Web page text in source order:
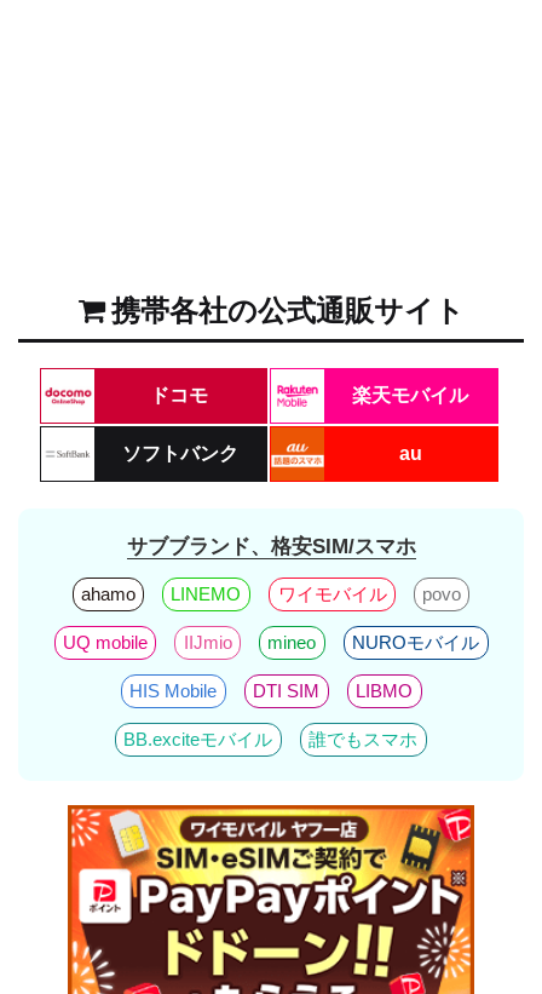
携帯各社の公式通販サイト
ドコモ 楽天モバイル
ソフトバンク au
サブブランド、格安SIM/スマホ
ahamo LINEMO ワイモバイル povo
UQ mobile IIJmio mineo NUROモバイル
HIS Mobile DTI SIM LIBMO
BB.exciteモバイル 誰でもスマホ